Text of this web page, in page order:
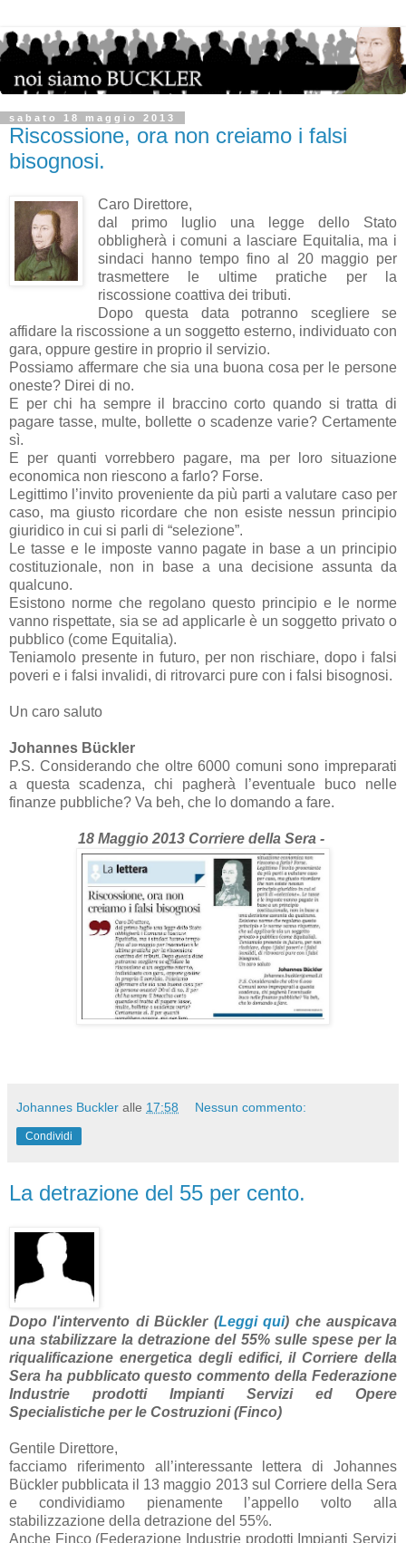
sabato 18 maggio 2013
Riscossione, ora non creiamo i falsi
bisognosi.
Caro Direttore,
dal primo luglio una legge dello Stato
obbligherà i comuni a lasciare Equitalia, ma i
sindaci hanno tempo fino al 20 maggio per
trasmettere le ultime pratiche per la
riscossione coattiva dei tributi.
Dopo questa data potranno scegliere se
affidare la riscossione a un soggetto esterno, individuato con
gara, oppure gestire in proprio il servizio.
Possiamo affermare che sia una buona cosa per le persone
oneste? Direi di no.
E per chi ha sempre il braccino corto quando si tratta di
pagare tasse, multe, bollette o scadenze varie? Certamente
sì.
E per quanti vorrebbero pagare, ma per loro situazione
economica non riescono a farlo? Forse.
Legittimo l’invito proveniente da più parti a valutare caso per
caso, ma giusto ricordare che non esiste nessun principio
giuridico in cui si parli di “selezione”.
Le tasse e le imposte vanno pagate in base a un principio
costituzionale, non in base a una decisione assunta da
qualcuno.
Esistono norme che regolano questo principio e le norme
vanno rispettate, sia se ad applicarle è un soggetto privato o
pubblico (come Equitalia).
Teniamolo presente in futuro, per non rischiare, dopo i falsi
poveri e i falsi invalidi, di ritrovarci pure con i falsi bisognosi.
Un caro saluto
Johannes Bückler
P.S. Considerando che oltre 6000 comuni sono impreparati
a questa scadenza, chi pagherà l’eventuale buco nelle
finanze pubbliche? Va beh, che lo domando a fare.
18 Maggio 2013 Corriere della Sera -
Johannes Buckler alle 17:58 Nessun commento:
Condividi
La detrazione del 55 per cento.
Dopo l'intervento di Bückler (Leggi qui) che auspicava
una stabilizzare la detrazione del 55% sulle spese per la
riqualificazione energetica degli edifici, il Corriere della
Sera ha pubblicato questo commento della Federazione
Industrie prodotti Impianti Servizi ed Opere
Specialistiche per le Costruzioni (Finco)
Gentile Direttore,
facciamo riferimento all’interessante lettera di Johannes
Bückler pubblicata il 13 maggio 2013 sul Corriere della Sera
e condividiamo pienamente l’appello volto alla
stabilizzazione della detrazione del 55%.
Anche Finco (Federazione Industrie prodotti Impianti Servizi